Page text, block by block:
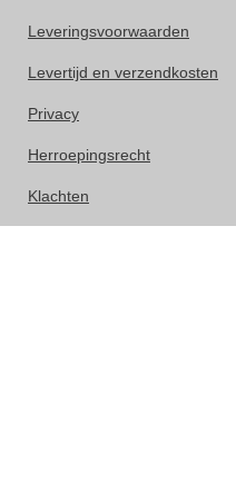
Leveringsvoorwaarden
Levertijd en verzendkosten
Privacy
Herroepingsrecht
Klachten